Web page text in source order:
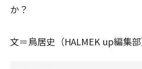
か？
文＝鳥居史（HALMEK up編集部